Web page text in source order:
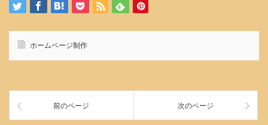
ホームページ制作
前のページ 次のページ